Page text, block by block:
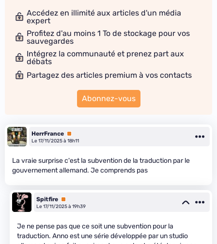
Accédez en illimité aux articles d'un média
expert
Profitez d'au moins 1 To de stockage pour vos
sauvegardes
Intégrez la communauté et prenez part aux
débats
Partagez des articles premium à vos contacts
Abonnez-vous
HerrFrance Premium
Le 17/11/2025 à 18h11
La vraie surprise c'est la subvention de la traduction par le
gouvernement allemand. Je comprends pas
Spitfire Premium
Le 17/11/2025 à 19h39
Je ne pense pas que ce soit une subvention pour la
traduction. Anno est une série développée par un studio